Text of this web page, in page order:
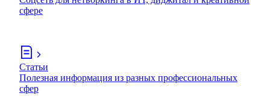
сфере
Статьи
Полезная информация из разных профессиональных
сфер